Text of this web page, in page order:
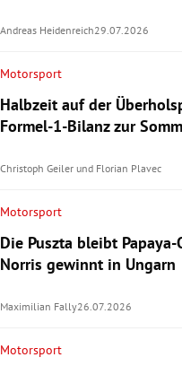
Andreas Heidenreich29.07.2026
Motorsport
Halbzeit auf der
Formel-1-Bilanz zur
Christoph Geiler und Florian Plavec
Motorsport
Die Puszta bleibt
Norris gewinnt in Ungarn
Maximilian Fally26.07.2026
Motorsport